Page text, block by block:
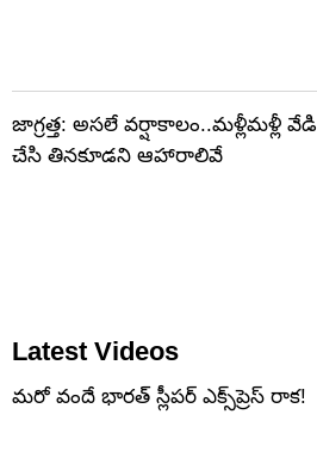
జాగ్రత్త: అసలే వర్షాకాలం..మళ్లీమళ్లీ వేడి
చేసి తినకూడని ఆహారాలివే
Latest Videos
మరో వందే భారత్ స్లీపర్ ఎక్స్‌ప్రెస్ రాక!